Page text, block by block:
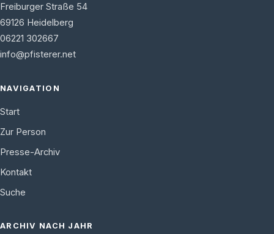
Freiburger Straße 54
69126 Heidelberg
06221 302667
info@pfisterer.net
NAVIGATION
Start
Zur Person
Presse-Archiv
Kontakt
Suche
ARCHIV NACH JAHR